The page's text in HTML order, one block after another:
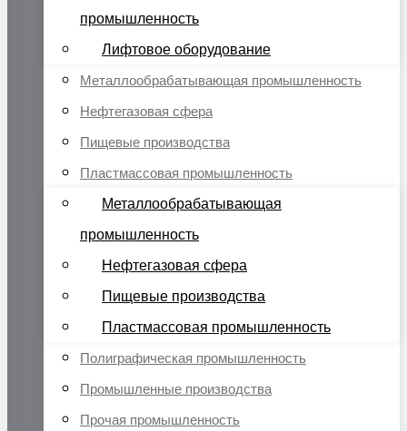
промышленность
Лифтовое оборудование
Металлообрабатывающая промышленность
Нефтегазовая сфера
Пищевые производства
Пластмассовая промышленность
Металлообрабатывающая
промышленность
Нефтегазовая сфера
Пищевые производства
Пластмассовая промышленность
Полиграфическая промышленность
Промышленные производства
Прочая промышленность